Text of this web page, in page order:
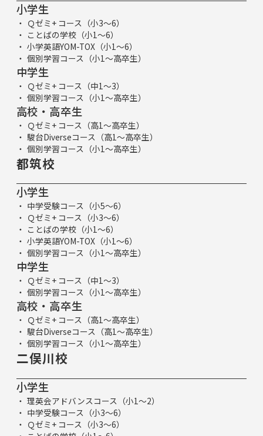
小学生
Ｑゼミ+ コース（小3～6）
ことばの学校（小1～6）
小学英語YOM-TOX（小1～6）
個別学習コース（小1～高卒生）
中学生
Ｑゼミ+ コース（中1～3）
個別学習コース（小1～高卒生）
高校・高卒生
Ｑゼミ+ コース（高1～高卒生）
駿台Diverseコース（高1～高卒生）
個別学習コース（小1～高卒生）
都筑校
小学生
中学受験コース（小5～6）
Ｑゼミ+ コース（小3～6）
ことばの学校（小1～6）
小学英語YOM-TOX（小1～6）
個別学習コース（小1～高卒生）
中学生
Ｑゼミ+ コース（中1～3）
個別学習コース（小1～高卒生）
高校・高卒生
Ｑゼミ+ コース（高1～高卒生）
駿台Diverseコース（高1～高卒生）
個別学習コース（小1～高卒生）
二俣川校
小学生
理英会アドバンスコース（小1～2）
中学受験コース（小3～6）
Ｑゼミ+ コース（小3～6）